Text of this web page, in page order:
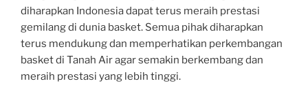
diharapkan Indonesia dapat terus meraih prestasi
gemilang di dunia basket. Semua pihak diharapkan
terus mendukung dan memperhatikan perkembangan
basket di Tanah Air agar semakin berkembang dan
meraih prestasi yang lebih tinggi.